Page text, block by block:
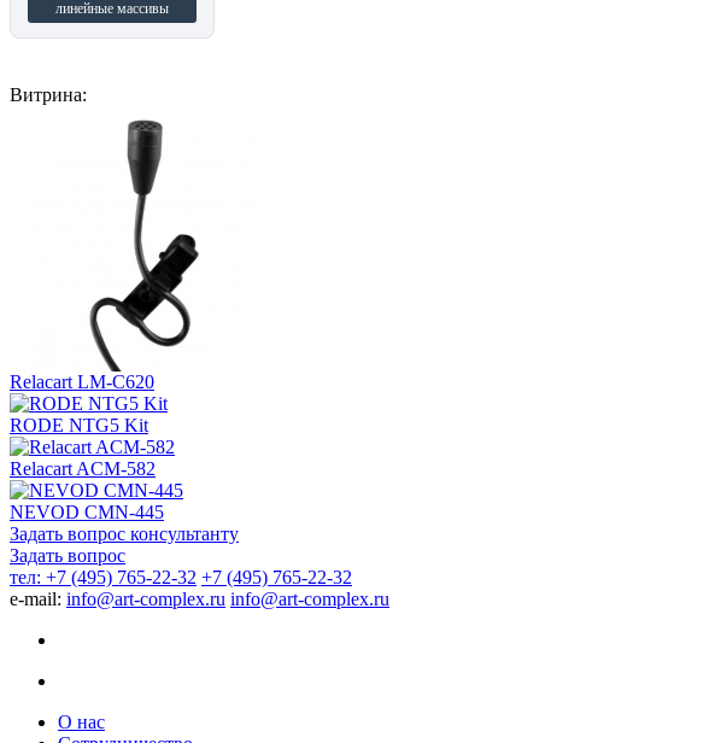
линейные массивы
Витрина:
Relacart LM-C620
RODE NTG5 Kit
Relacart ACM-582
NEVOD CMN-445
Задать вопрос консультанту
Задать вопрос
тел: +7 (495) 765-22-32 +7 (495) 765-22-32
e-mail: info@art-complex.ru info@art-complex.ru
О нас